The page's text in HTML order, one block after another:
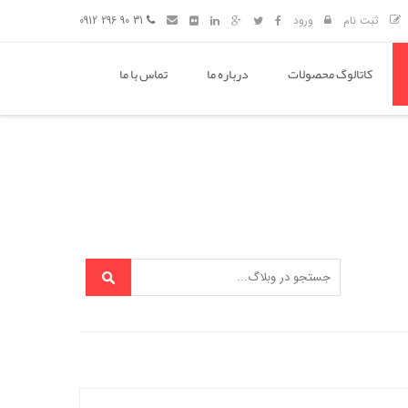
ثبت نام ورود
کاتالوگ محصولات درباره ما تماس با ما